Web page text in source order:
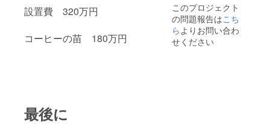
設置費 320万円
コーヒーの苗 180万円
最後に
ルに表
記され
ます。
商品開
封前に
このプロジェクト
の問題報告はこち
ら よりお問い合わ
せください